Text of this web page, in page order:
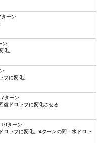
ーン
ン
化。
プに変化。
ターン
復ドロップに変化させる
ターン
ロップに変化。4ターンの間、水ドロッ